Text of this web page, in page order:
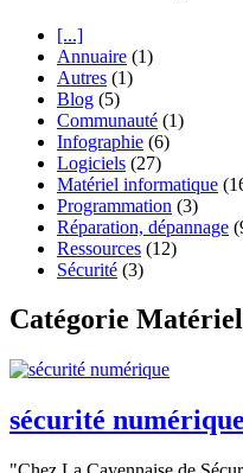
[...]
Annuaire (1)
Autres (1)
Blog (5)
Communauté (1)
Infographie (6)
Logiciels (27)
Matériel informatique
Programmation (3)
Réparation, dépannage
Ressources (12)
Sécurité (3)
Catégorie
sécurité numérique